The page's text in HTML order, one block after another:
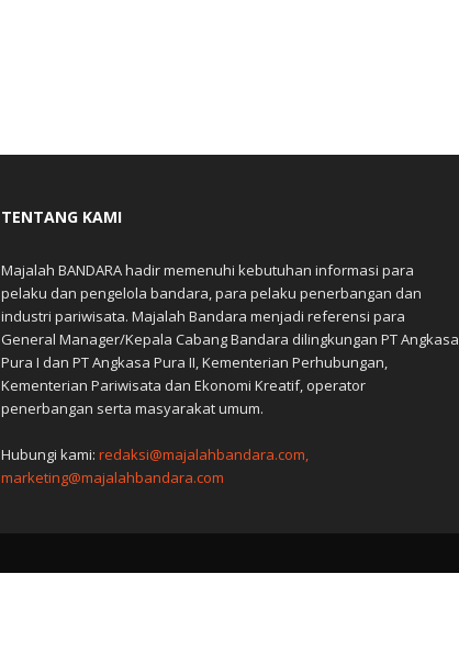
TENTANG KAMI
Majalah BANDARA hadir memenuhi kebutuhan informasi para
pelaku dan pengelola bandara, para pelaku penerbangan dan
industri pariwisata. Majalah Bandara menjadi referensi para
General Manager/Kepala Cabang Bandara dilingkungan PT Angkasa
Pura I dan PT Angkasa Pura II, Kementerian Perhubungan,
Kementerian Pariwisata dan Ekonomi Kreatif, operator
penerbangan serta masyarakat umum.
Hubungi kami: redaksi@majalahbandara.com,
marketing@majalahbandara.com